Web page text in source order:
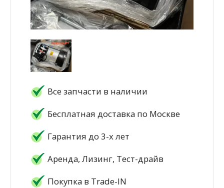
Все запчасти в наличии
Бесплатная доставка по Москве
Гарантия до 3-х лет
Аренда, Лизинг, Тест-драйв
Покупка в Trade-IN